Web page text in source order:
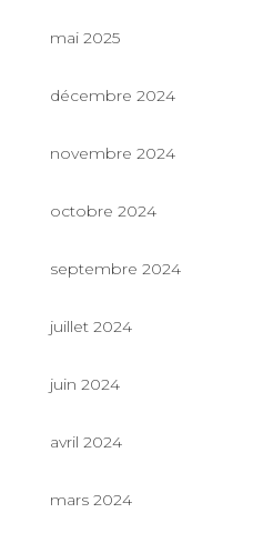
mai 2025
décembre 2024
novembre 2024
octobre 2024
septembre 2024
juillet 2024
juin 2024
avril 2024
mars 2024